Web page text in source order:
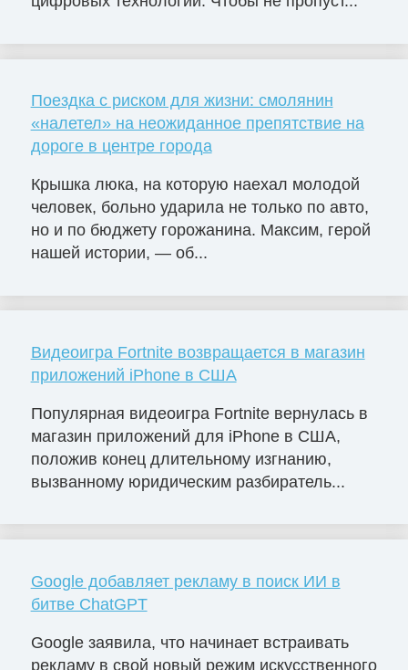
Поездка с риском для жизни: смолянин
«налетел» на неожиданное препятствие на
дороге в центре города
Крышка люка, на которую наехал молодой
человек, больно ударила не только по авто,
но и по бюджету горожанина. Максим, герой
нашей истории, — об...
Видеоигра Fortnite возвращается в магазин
приложений iPhone в США
Популярная видеоигра Fortnite вернулась в
магазин приложений для iPhone в США,
положив конец длительному изгнанию,
вызванному юридическим разбиратель...
Google добавляет рекламу в поиск ИИ в
битве ChatGPT
Google заявила, что начинает встраивать
рекламу в свой новый режим искусственного